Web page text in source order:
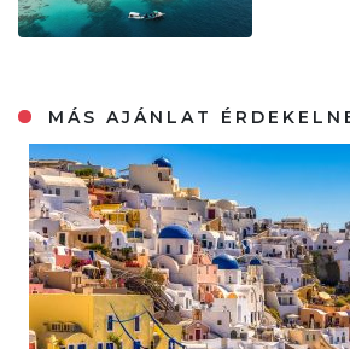
MÁS AJÁNLAT